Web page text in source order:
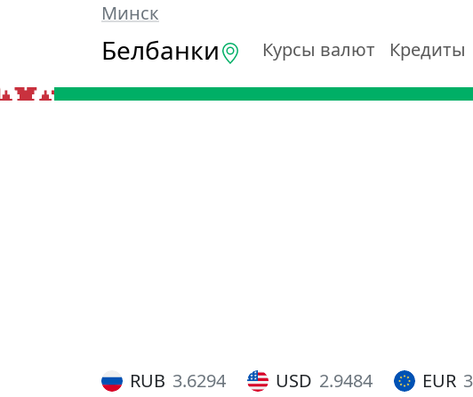
Минск
Белбанки Курсы валют Кредиты
RUB 3.6294 USD 2.9484 EUR